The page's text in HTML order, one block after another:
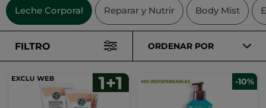
Leche Corporal Reparar y Nutrir Body Mist
FILTRO ORDENAR POR
-10%